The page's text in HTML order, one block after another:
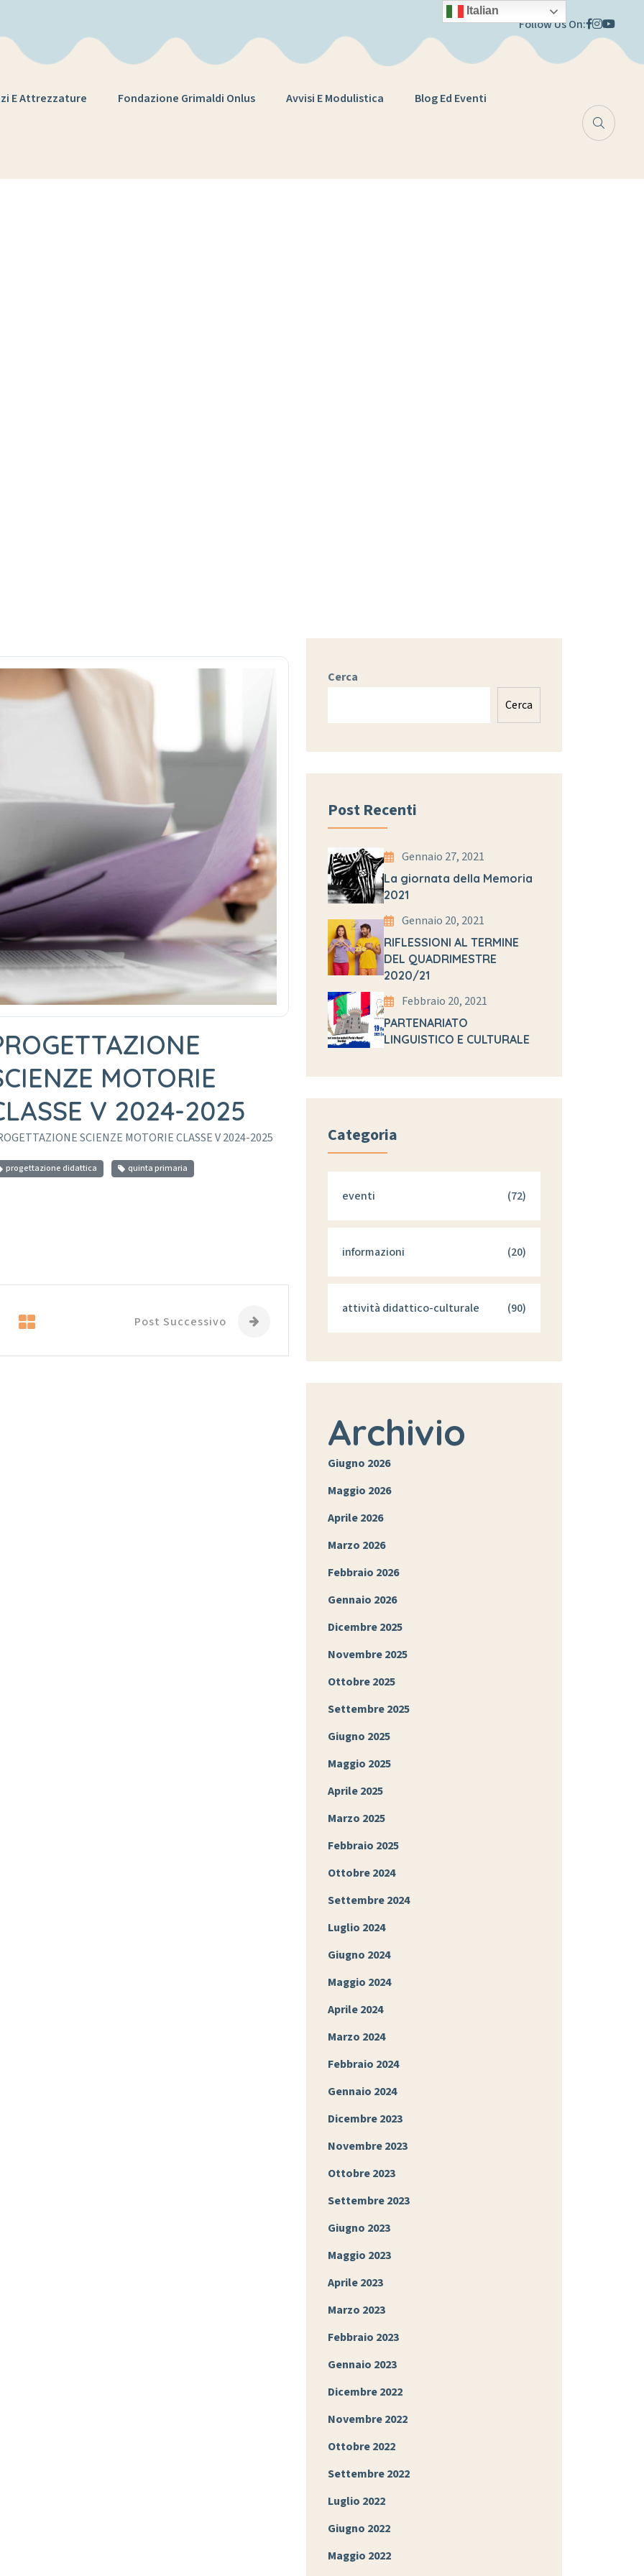
Follow Us On:
E Attrezzature Fondazione Grimaldi Onlus Avvisi E Modulistica Blog Ed Eventi
MOTORIE
V 2024-2025
SCIENZE MOTORIE CLASSE V 2024-2025
progettazione didattica quinta primaria
Post Successivo
Cerca
Cerca
Post Recenti
Gennaio 27, 2021
La giornata della Memoria
2021
Gennaio 20, 2021
RIFLESSIONI AL TERMINE
DEL QUADRIMESTRE
2020/21
Febbraio 20, 2021
PARTENARIATO
LINGUISTICO E CULTURALE
Categoria
eventi (72)
informazioni (20)
attività didattico-culturale (90)
Archivio
Giugno 2026
Maggio 2026
Aprile 2026
Marzo 2026
Febbraio 2026
Gennaio 2026
Dicembre 2025
Novembre 2025
Ottobre 2025
Settembre 2025
Giugno 2025
Maggio 2025
Aprile 2025
Marzo 2025
Febbraio 2025
Ottobre 2024
Settembre 2024
Luglio 2024
Giugno 2024
Maggio 2024
Aprile 2024
Marzo 2024
Febbraio 2024
Gennaio 2024
Dicembre 2023
Novembre 2023
Ottobre 2023
Settembre 2023
Giugno 2023
Maggio 2023
Aprile 2023
Marzo 2023
Febbraio 2023
Gennaio 2023
Dicembre 2022
Novembre 2022
Ottobre 2022
Settembre 2022
Luglio 2022
Giugno 2022
Maggio 2022
Italian